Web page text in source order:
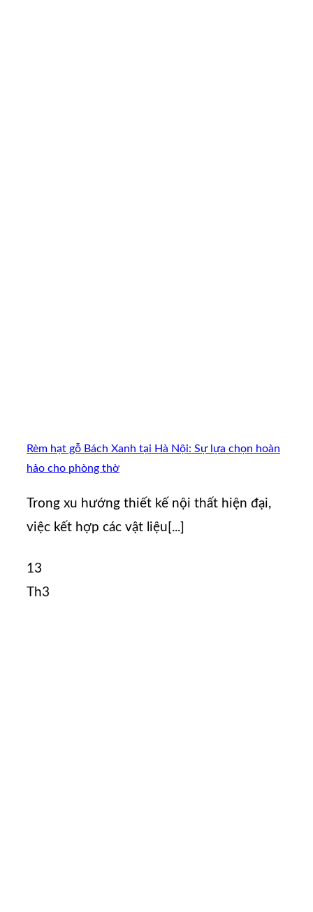
Rèm hạt gỗ Bách Xanh tại Hà Nội: Sự lựa chọn hoàn
hảo cho phòng thờ
Trong xu hướng thiết kế nội thất hiện đại,
việc kết hợp các vật liệu[...]
13
Th3